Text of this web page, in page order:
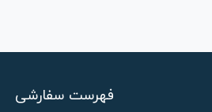
فهرست سفارشی